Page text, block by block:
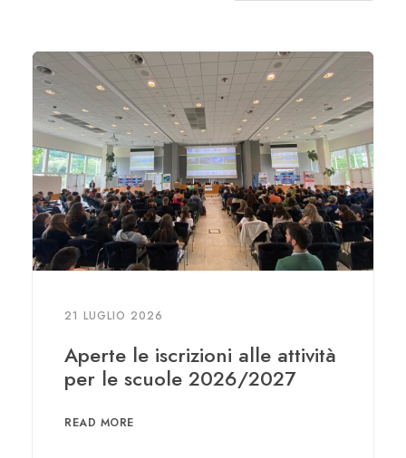
21 LUGLIO 2026
Aperte le iscrizioni alle attività
per le scuole 2026/2027
READ MORE